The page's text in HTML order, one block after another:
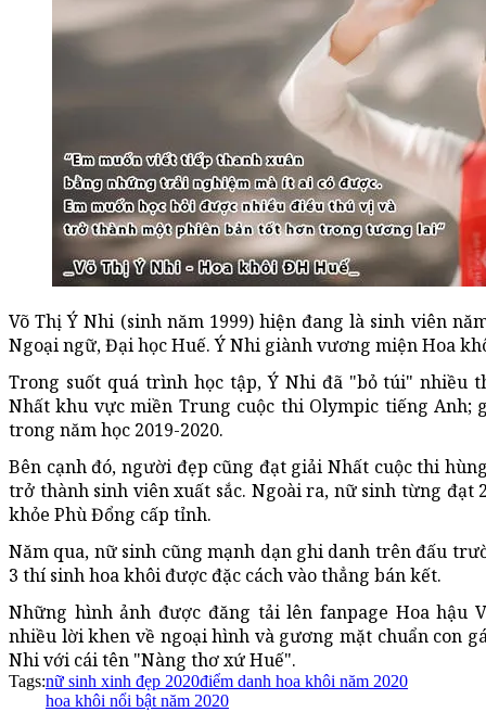
Võ Thị Ý Nhi (sinh năm 1999) hiện đang là sinh viên
Ngoại ngữ, Đại học Huế. Ý Nhi giành vương miện Hoa
Trong suốt quá trình học tập, Ý Nhi đã "bỏ túi" nhiều
Nhất khu vực miền Trung cuộc thi Olympic tiếng Anh;
trong năm học 2019-2020.
Bên cạnh đó, người đẹp cũng đạt giải Nhất cuộc thi
trở thành sinh viên xuất sắc. Ngoài ra, nữ sinh từng đạt
khỏe Phù Đổng cấp tỉnh.
Năm qua, nữ sinh cũng mạnh dạn ghi danh trên đấu
3 thí sinh hoa khôi được đặc cách vào thẳng bán kết.
Những hình ảnh được đăng tải lên fanpage Hoa hậu
nhiều lời khen về ngoại hình và gương mặt chuẩn con
Nhi với cái tên "Nàng thơ xứ Huế".
Tags:nữ sinh xinh đẹp 2020điểm danh hoa khôi năm 2020
hoa khôi nổi bật năm 2020